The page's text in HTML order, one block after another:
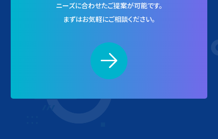
ニーズに合わせたご提案が可能です。
まずはお気軽にご相談ください。